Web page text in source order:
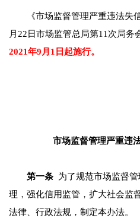
《市场监督管理严重违法失信
月22日市场监管总局第11次局务
2021年9月1日起施行。
市场监督管理严重违
第一条 为了规范市场监督
理，强化信用监管，扩大社会监
法律、行政法规，制定本办法。